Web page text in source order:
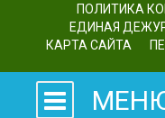
ПОЛИТИКА
ЕДИНАЯ
КАРТА САЙТА